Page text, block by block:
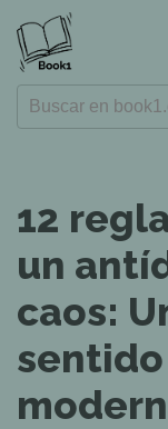
12
un
caos: